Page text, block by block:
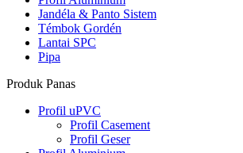
Jandéla & Panto Sistem
Témbok Gordén
Lantai SPC
Pipa
Produk Panas
Profil uPVC
Profil Casement
Profil Geser